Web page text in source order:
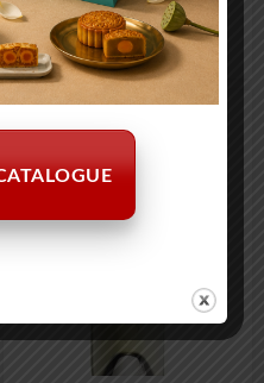
Barefoot Pink Moscato
423.000₫